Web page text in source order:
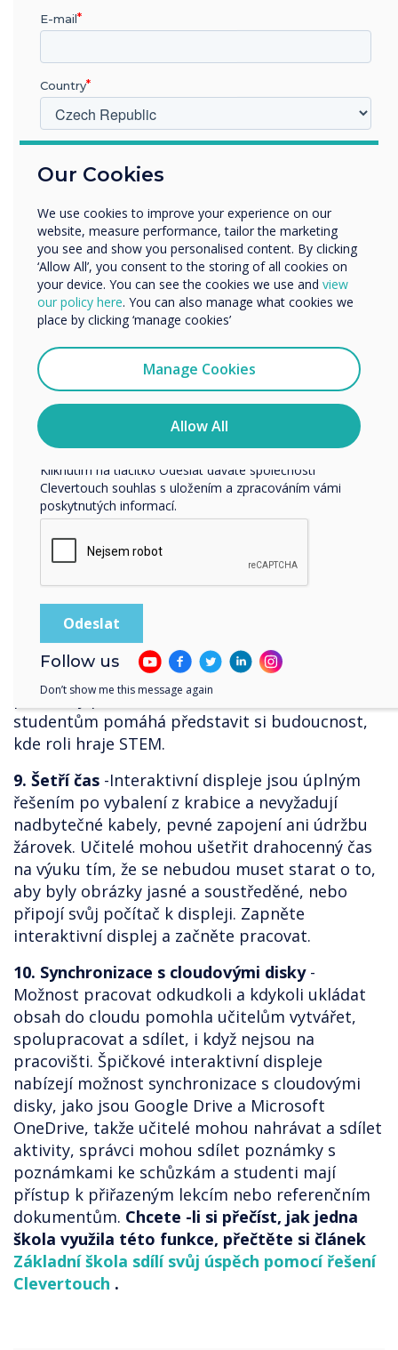
zejména v hybridních učebních prostředích, kdy
se mohou účastnit diskusí ve třídě a
spolupracovat na úkolech pomocí svých
webových zařízení.
7. Dostupnost pro studenty se zdravotním
postižením- Bylo také prokázáno, že
různým postižením aktivně se účastnit výuky.
Například studenti, kteří mají potíže s
uchopením nástrojů pro psaní, jako je tužka
nebo stylus, mohou k vytváření anotací na
interaktivním displeji použít prsty nebo dlaň.
Displeje namontované na vozících pomáhají
studentům, kteří nejsou schopni dojít k tabuli
nebo se k ní postavit. Vynikající příklad
způsobů, jak učitelé speciálního vzdělávání
používali interaktivní displeje, najdete v článku
Interaktivní učení pro studenty se speciálními
8. Začlenění učení STEM- Začlenění aktivit a
lekcí STEM může být náročné začlenit témata
do života. Díky interaktivním displejům mohou
studenti plánovat a usnadňovat experimenty,
sdílet zjištění a výsledky a zvát spolupráci,
zejména pokud je displej vybaven softwarem
pro zrcadlení obrazovky. Kurzy přírodovědných
předmětů, které obsahují interaktivní displeje,
nadšeně hovoří o možnosti pozvat odborníky na
pohovory prostřednictvím videokonferencí, což
studentům pomáhá představit si budoucnost,
kde roli hraje STEM.
9. Šetří čas -Interaktivní displeje jsou úplným
řešením po vybalení z krabice a nevyžadují
nadbytečné kabely, pevné zapojení ani údržbu
žárovek. Učitelé mohou ušetřit drahocenný čas
na výuku tím, že se nebudou muset starat o to,
aby byly obrázky jasné a soustředěné, nebo
připojí svůj počítač k displeji. Zapněte
interaktivní displej a začněte pracovat.
10. Synchronizace s cloudovými disky-
Možnost pracovat odkudkoli a kdykoli ukládat
obsah do cloudu pomohla učitelům vytvářet,
spolupracovat a sdílet, i když nejsou na
pracovišti. Špičkové interaktivní displeje
nabízejí možnost synchronizace s cloudovými
disky, jako jsou Google Drive a Microsoft
OneDrive, takže učitelé mohou nahrávat a sdílet
aktivity, správci mohou sdílet poznámky s
poznámkami ke schůzkám a studenti mají
přístup k přiřazeným lekcím nebo referenčním
dokumentům. Chcete -li si přečíst, jak jedna
škola využila této funkce, přečtěte si článek
Základní škola sdílí svůj úspěch pomocí řešení
Clevertouch .
Our Cookies
We use cookies to improve your experience on our
website, measure performance, tailor the marketing
you see and show you personalised content. By clicking
‘Allow All’, you consent to the storing of all cookies on
your device. You can see the cookies we use and view
our policy here. You can also manage what cookies we
place by clicking ‘manage cookies’
Manage Cookies
Allow All
E-mail
Country
Vzdělávání
Další
Název společnosti
Rádi bychom vás kontaktovali ohledně našich produktů a
služeb e-mailem, telefonicky nebo poštou.
Souhlasím se zasíláním zpráv od společnosti
Informace o tom, jak shromažďujeme a používáme vaše
osobní údaje, najdete v našich zásadách ochrany
osobních údajů.
Kliknutím na tlačítko Odeslat dáváte společnosti
Clevertouch souhlas s uložením a zpracováním vámi
poskytnutých informací.
Follow us
Don’t show me this message again